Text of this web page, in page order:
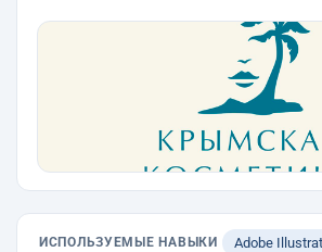
ИСПОЛЬЗУЕМЫЕ НАВЫКИ
Adobe